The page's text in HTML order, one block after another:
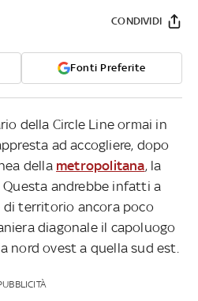
Fonti Preferite
CONDIVIDI
della Circle Line ormai in
ad accogliere, dopo
della metropolitana, la
Questa andrebbe infatti a
territorio ancora poco
diagonale il capoluogo
nord ovest a quella sud est.